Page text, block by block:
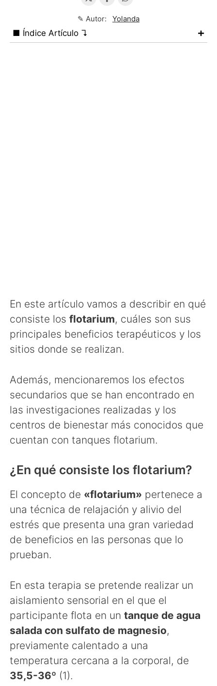
✎ Autor: Yolanda
■ Índice Artículo ↴
En este artículo vamos a describir en qué
consiste los flotarium, cuáles son sus
principales beneficios terapéuticos y los
sitios donde se realizan.
Además, mencionaremos los efectos
secundarios que se han encontrado en
las investigaciones realizadas y los
centros de bienestar más conocidos que
cuentan con tanques flotarium.
¿En qué consiste los flotarium?
El concepto de «flotarium» pertenece a
una técnica de relajación y alivio del
estrés que presenta una gran variedad
de beneficios en las personas que lo
prueban.
En esta terapia se pretende realizar un
aislamiento sensorial en el que el
participante flota en un tanque de agua
salada con sulfato de magnesio,
previamente calentado a una
temperatura cercana a la corporal, de
35,5-36º (1).